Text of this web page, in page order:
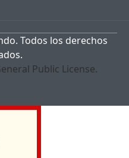
Todos los derechos
Public License.